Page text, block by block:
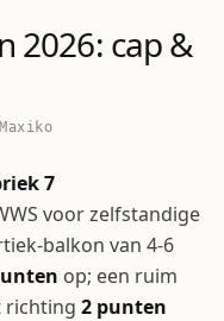
2026: cap &
7
voor zelfstandige
balkon van 4-6
op; een ruim
richting 2 punten